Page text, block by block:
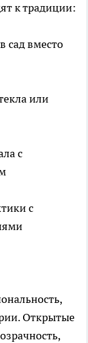
к традиции:
сад вместо
или
с
с
Открытые